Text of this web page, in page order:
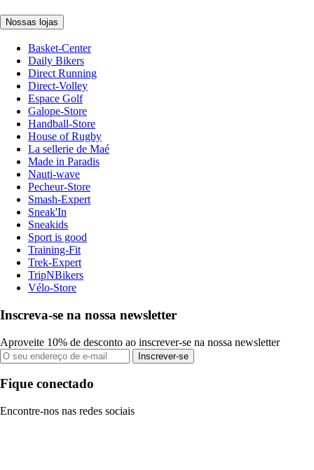
Nossas lojas
Basket-Center
Daily Bikers
Direct Running
Direct-Volley
Espace Golf
Galope-Store
Handball-Store
House of Rugby
La sellerie de Maé
Made in Paradis
Nauti-wave
Pecheur-Store
Smash-Expert
Sneak'In
Sneakids
Sport is good
Training-Fit
Trek-Expert
TripNBikers
Vélo-Store
Inscreva-se na nossa newsletter
Aproveite 10% de desconto ao inscrever-se na nossa newsletter
Inscrever-se
Fique conectado
Encontre-nos nas redes sociais